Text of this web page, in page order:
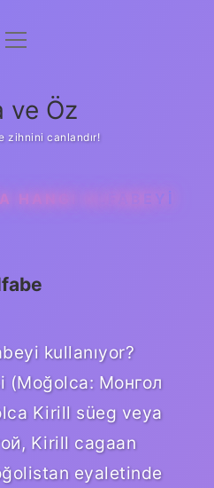
Uyarı
menüyü
ve Öz
zihnini canlandır!
HANGI ALFABEYI
kullanıyor?
(Moğolca: Монгол
Kirill süeg veya
Kirill cagaan
eyaletinde